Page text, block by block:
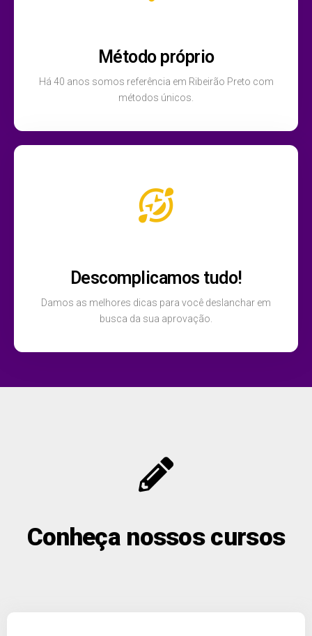
Método próprio
Há 40 anos somos referência em Ribeirão Preto com
métodos únicos.
Descomplicamos tudo!
Damos as melhores dicas para você deslanchar em
busca da sua aprovação.
Conheça nossos cursos